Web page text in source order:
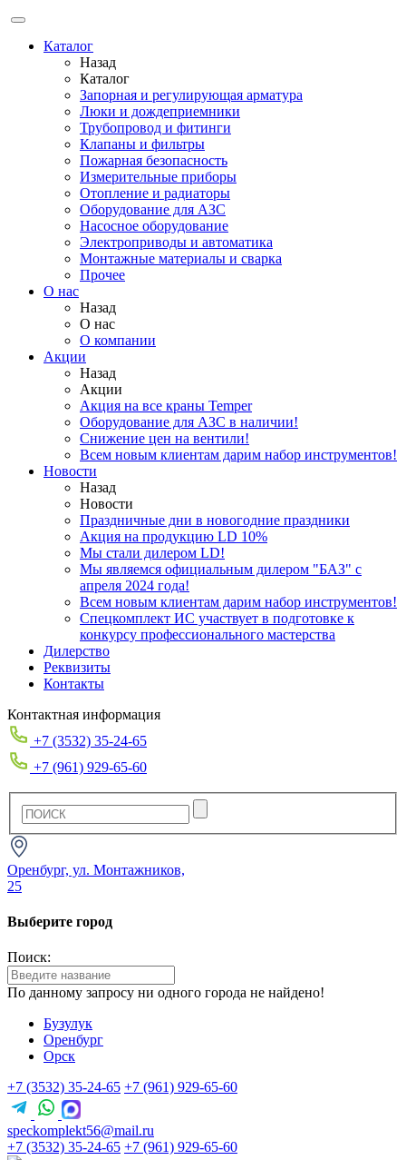
Каталог
Назад
Каталог
Запорная и регулирующая арматура
Люки и дождеприемники
Трубопровод и фитинги
Клапаны и фильтры
Пожарная безопасность
Измерительные приборы
Отопление и радиаторы
Оборудование для АЗС
Насосное оборудование
Электроприводы и автоматика
Монтажные материалы и сварка
Прочее
О нас
Назад
О нас
О компании
Акции
Назад
Акции
Акция на все краны Temper
Оборудование для АЗС в наличии!
Снижение цен на вентили!
Всем новым клиентам дарим набор инструментов!
Новости
Назад
Новости
Праздничные дни в новогодние праздники
Акция на продукцию LD 10%
Мы стали дилером LD!
Мы являемся официальным дилером "БАЗ" с
апреля 2024 года!
Всем новым клиентам дарим набор инструментов!
Спецкомплект ИС участвует в подготовке к
конкурсу профессионального мастерства
Дилерство
Реквизиты
Контакты
Контактная информация
+7 (3532) 35-24-65
+7 (961) 929-65-60
Оренбург, ул. Монтажников,
25
Выберите город
Поиск:
По данному запросу ни одного города не найдено!
Бузулук
Оренбург
Орск
+7 (3532) 35-24-65 +7 (961) 929-65-60
speckomplekt56@mail.ru
+7 (3532) 35-24-65 +7 (961) 929-65-60